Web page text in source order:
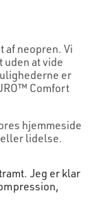
af neopren. Vi
at vide
er
Comfort
hjemmeside
lidelse.
Jeg er klar